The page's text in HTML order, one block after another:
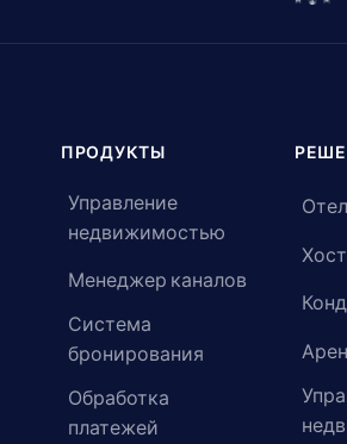
ПРОДУКТЫ
Управление
недвижимостью
Менеджер каналов
Система
бронирования
Обработка
платежей